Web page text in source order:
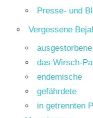
Presse- und
Vergessene
ausgestorbene
das Wirsch-
endemische
gefährdete
in getrennten